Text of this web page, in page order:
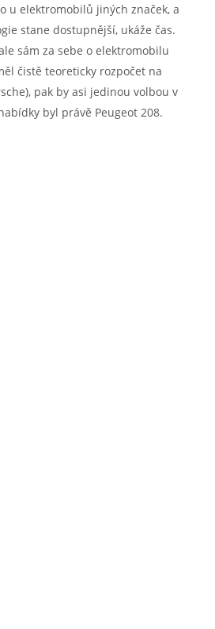
u elektromobilů jiných značek, a
stane dostupnější, ukáže čas.
sám za sebe o elektromobilu
čistě teoreticky rozpočet na
pak by asi jedinou volbou v
byl právě Peugeot 208.